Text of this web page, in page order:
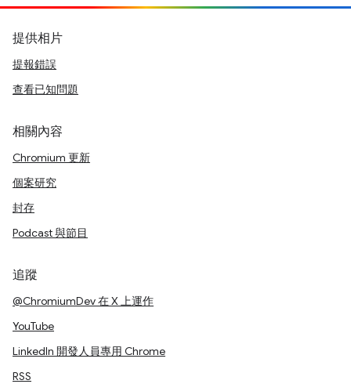
提供相片
提報錯誤
查看已知問題
相關內容
Chromium 更新
個案研究
封存
Podcast 與節目
追蹤
@ChromiumDev 在 X 上運作
YouTube
LinkedIn 開發人員專用 Chrome
RSS